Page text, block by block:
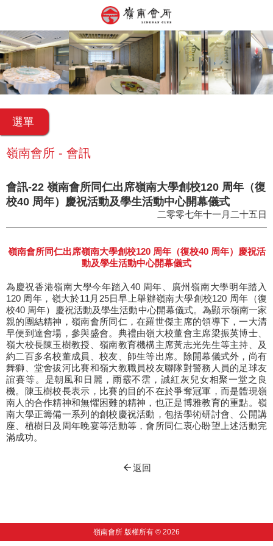
選單
嶺南會所 - 會訊
會訊-22 嶺南會所同仁出席嶺南大學創校120 周年（復
校40 周年）慶祝活動及學生活動中心開幕儀式
二零零七年十一月二十五日
嶺南會所同仁出席嶺南大學創校120 周年（復校40 周年）慶祝活
動及學生活動中心開幕儀式
為慶祝香港嶺南大學今年踏入40 周年、廣州嶺南大學明年踏入
120 周年，嶺大於11月25日早上舉辦嶺南大學創校120 周年（復
校40 周年）慶祝活動及學生活動中心開幕儀式。為顯示嶺南一家
親的團結精神，嶺南會所同仁，在羅世傑主席的領導下，一大清
早便到達會場，參與盛會。典禮由嶺大校董會主席梁振英博士、
嶺大校長陳玉樹教授、嶺南教育機構主席黃志光先生等主持、及
約二百多名校董成員、校友、師生等出席。除開幕儀式外，尚有
舞獅、堂舍拔河比賽和嶺大教職員校友聯隊對警務人員的足球友
誼賽等。是朝風和日麗，雨霰不霑，誠紅灰兒女相聚一堂之良
機。陳玉樹校長表示，比賽的目的不在於爭奪冠軍，而是體現嶺
南人的合作精神和無懼困難的精神，也正是博雅教育的重點。嶺
南大學正籌備一系列的創校慶祝活動，包括學術研討會、公開講
座、植樹日及周年晚宴等活動等，會所同仁衷心盼望上述活動完
滿成功。
arrow_back返回
嶺南會所 版權所有 © 2026